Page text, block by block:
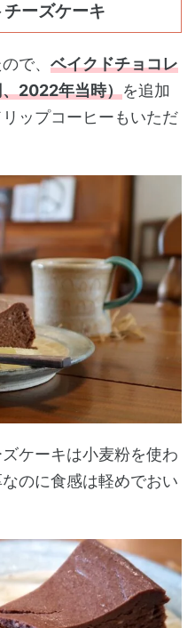
ーズケーキ
で、 ベイクドチョコレ
2022年当時）を追加
ップコーヒーもいただ
ケーキは小麦粉を使わ
のに食感は軽めでおい